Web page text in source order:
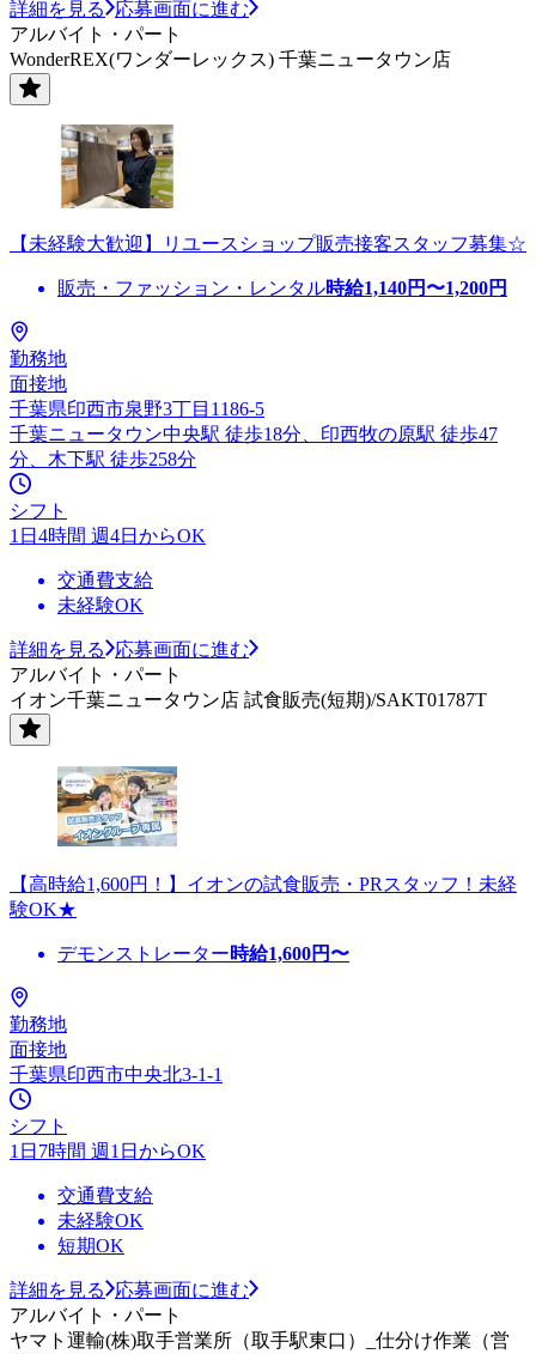
詳細を見る
応募画面に進む
アルバイト・パート
WonderREX(ワンダーレックス) 千葉ニュータウン店
【未経験大歓迎】リユースショップ販売接客スタッフ募集☆
販売・ファッション・レンタル時給1,140円〜1,200円
勤務地
面接地
千葉県印西市泉野3丁目1186-5
千葉ニュータウン中央駅 徒歩18分、印西牧の原駅 徒歩47
分、木下駅 徒歩258分
シフト
1日4時間 週4日からOK
交通費支給
未経験OK
詳細を見る
応募画面に進む
アルバイト・パート
イオン千葉ニュータウン店 試食販売(短期)/SAKT01787T
【高時給1,600円！】イオンの試食販売・PRスタッフ！未経
験OK★
デモンストレーター時給1,600円〜
勤務地
面接地
千葉県印西市中央北3-1-1
シフト
1日7時間 週1日からOK
交通費支給
未経験OK
短期OK
詳細を見る
応募画面に進む
アルバイト・パート
ヤマト運輸(株)取手営業所（取手駅東口）_仕分け作業（営